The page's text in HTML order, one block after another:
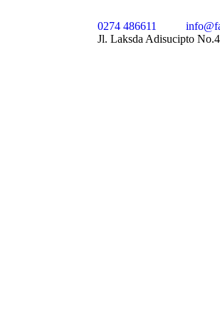
0274 486611
Jl. Laksda Adisucipto